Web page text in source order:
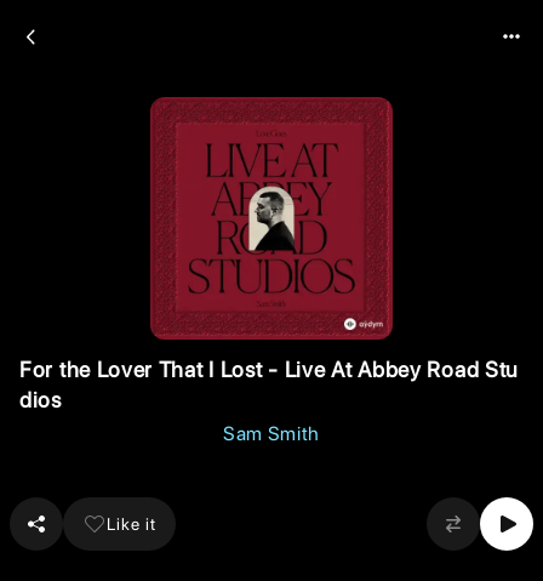
For the Lover That I Lost - Live At Abbey Road Stu
dios
Sam Smith
Like it